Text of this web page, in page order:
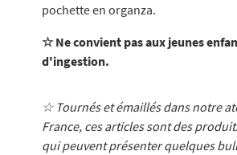
pochette en organza.
☆ Ne convient pas aux jeunes
d'ingestion.
☆ Tournés et émaillés dans notre
France, ces articles sont des
qui peuvent présenter quelques